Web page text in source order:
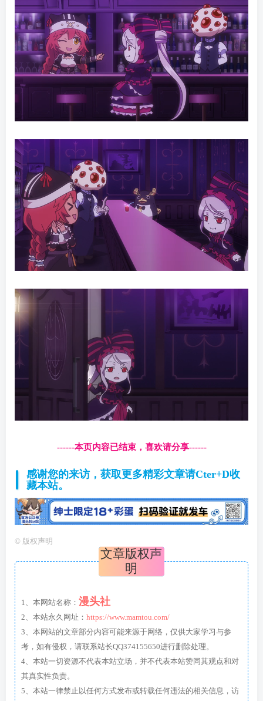
------本页内容已结束，喜欢请分享------
感谢您的来访，获取更多精彩文章请Cter+D收
藏本站。
© 版权声明
文章版权声
明
1、本网站名称： 漫头社
2、本站永久网址： https://www.mamtou.com/
3、本网站的文章部分内容可能来源于网络，仅供大家学习与参
考，如有侵权，请联系站长QQ374155650进行删除处理。
4、本站一切资源不代表本站立场，并不代表本站赞同其观点和对
其真实性负责。
5、本站一律禁止以任何方式发布或转载任何违法的相关信息，访